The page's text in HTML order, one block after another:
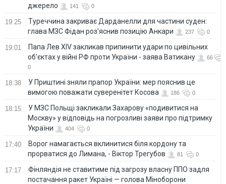
джерело
141 0
19:25
Туреччина закриває Дарданелли для частини суден:
глава МЗС Фідан роз'яснив позицію Анкари
237 0
19:01
Папа Лев XIV закликав припинити удари по цивільних
об'єктах у війні РФ проти України - заява Ватикану
66
0
18:38
У Приштині зняли прапор України: мер пояснив це
вимогою поважати суверенітет Косова
186 0
18:15
У МЗС Польщі закликали Захарову «подивитися на
Москву» у відповідь на погрозливі заяви про підтримку
України
404 0
17:40
Ворог намагається вклинитися біля кордону та
прорватися до Лимана, - Віктор Трегубов
81 0
17:17
Фінляндія не ставитиме під загрозу власну ППО задля
постачання ракет Україні — голова Міноборони